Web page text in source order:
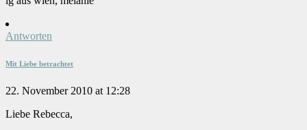
Antworten
Mit Liebe betrachtet
22. November 2010 at 12:28
Liebe Rebecca,